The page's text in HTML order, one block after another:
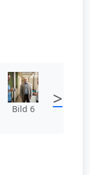
Bild 6 >